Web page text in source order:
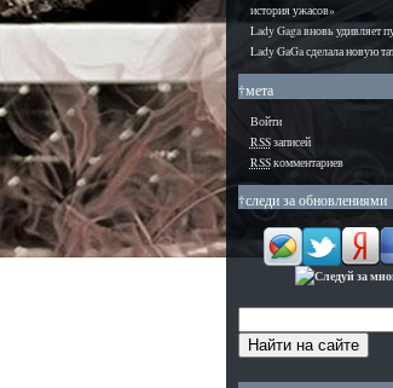
история ужасов»
Lady Gaga вновь удивляет
Lady GaGa сделала новую
†мета
Войти
RSSзаписей
RSSкомментариев
†следи за обновлениями